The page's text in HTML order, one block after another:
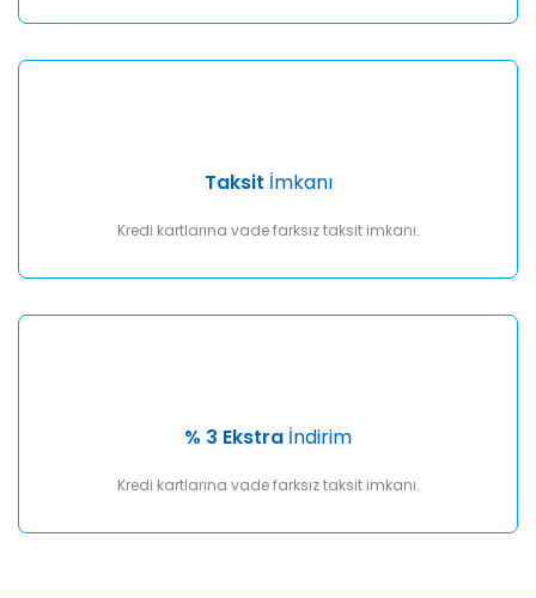
Taksit İmkanı
Kredi kartlarına vade farksız taksit imkanı.
% 3 Ekstra İndirim
Kredi kartlarına vade farksız taksit imkanı.